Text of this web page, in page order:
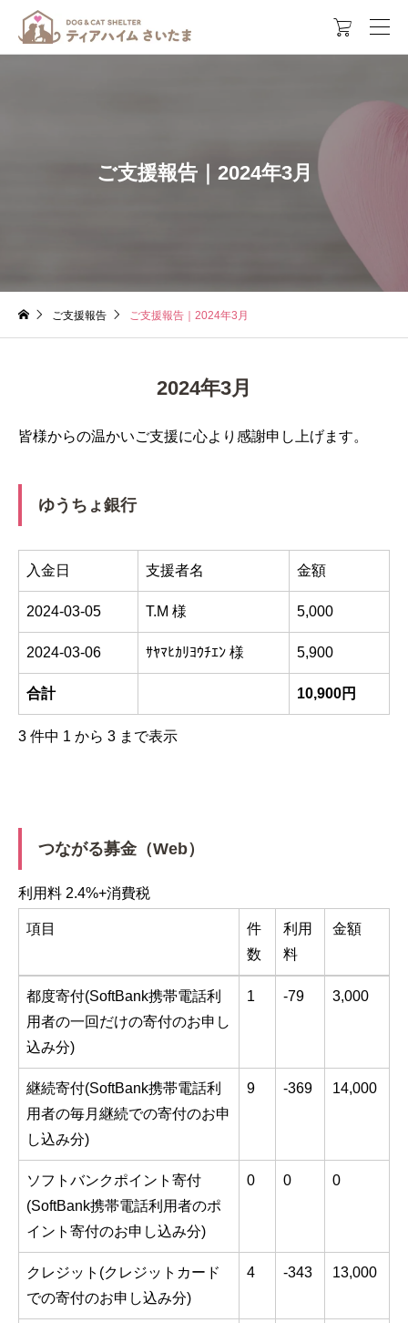

ご支援報告｜2024年3月
ご支援報告 ご支援報告｜2024年3月
2024年3月
皆様からの温かいご支援に心より感謝申し上げます。
ゆうちょ銀行
入金日 支援者名 金額
2024-03-05 T.M 様 5,000
2024-03-06 ｻﾔﾏﾋｶﾘﾖｳﾁｴﾝ 様 5,900
合計 10,900円
3 件中 1 から 3 まで表示
つながる募金（Web）
利用料 2.4%+消費税
項目
件
数
利用
料
金額
項目
件
利用
金額
都度寄付(SoftBank携帯電話利
用者の一回だけの寄付のお申し
込み分)
1 -79 3,000
継続寄付(SoftBank携帯電話利
用者の毎月継続での寄付のお申
し込み分)
9 -369 14,000
ソフトバンクポイント寄付
(SoftBank携帯電話利用者のポ
イント寄付のお申し込み分)
0 0 0
クレジット(クレジットカード
での寄付のお申し込み分)
4 -343 13,000